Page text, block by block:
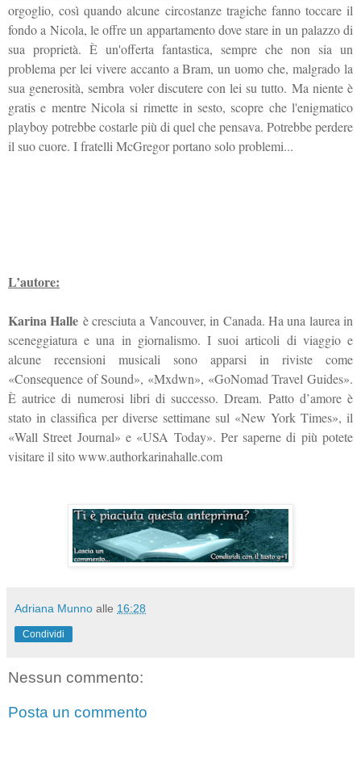
orgoglio, così quando alcune circostanze tragiche fanno toccare il
fondo a Nicola, le offre un appartamento dove stare in un palazzo di
sua proprietà. È un'offerta fantastica, sempre che non sia un
problema per lei vivere accanto a Bram, un uomo che, malgrado la
sua generosità, sembra voler discutere con lei su tutto. Ma niente è
gratis e mentre Nicola si rimette in sesto, scopre che l'enigmatico
playboy potrebbe costarle più di quel che pensava. Potrebbe perdere
il suo cuore. I fratelli McGregor portano solo problemi...
L’autore:
Karina Halle è cresciuta a Vancouver, in Canada. Ha una laurea in
sceneggiatura e una in giornalismo. I suoi articoli di viaggio e
alcune recensioni musicali sono apparsi in riviste come
«Consequence of Sound», «Mxdwn», «GoNomad Travel Guides».
È autrice di numerosi libri di successo. Dream. Patto d’amore è
stato in classifica per diverse settimane sul «New York Times», il
«Wall Street Journal» e «USA Today». Per saperne di più potete
visitare il sito www.authorkarinahalle.com
Adriana Munno alle 16:28
Condividi
Nessun commento:
Posta un commento